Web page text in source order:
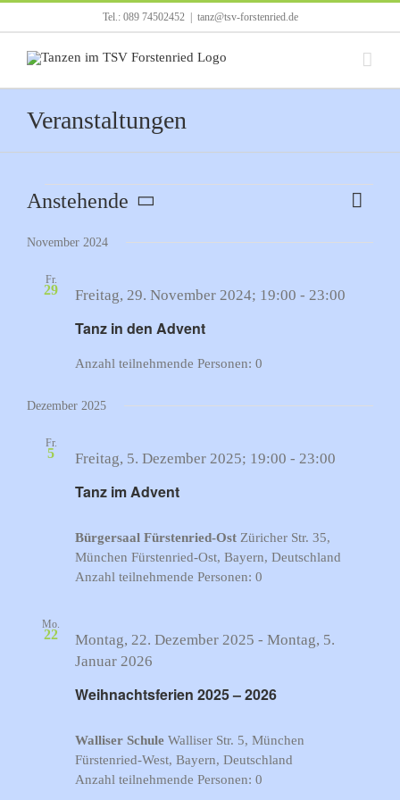
Inhalt
springen
Tel.: 089 74502452 tanz@tsv-forstenried.de
Veranstaltungen
Veranstaltungen Liste
Anstehende
wählen.
November 2024
Fr.
29
Tanz in den Advent
Freitag, 29. November 2024; 19:00 - 23:00
Anzahl teilnehmende Personen: 0
Dezember 2025
Fr.
5
Tanz im Advent
Freitag, 5. Dezember 2025; 19:00 - 23:00
Bürgersaal Fürstenried-Ost Züricher Str. 35,
München Fürstenried-Ost, Bayern, Deutschland
Anzahl teilnehmende Personen: 0
Mo.
22
Weihnachtsferien 2025 – 2026
Montag, 22. Dezember 2025 - Montag, 5.
Januar 2026
Walliser Schule Walliser Str. 5, München
Fürstenried-West, Bayern, Deutschland
Anzahl teilnehmende Personen: 0